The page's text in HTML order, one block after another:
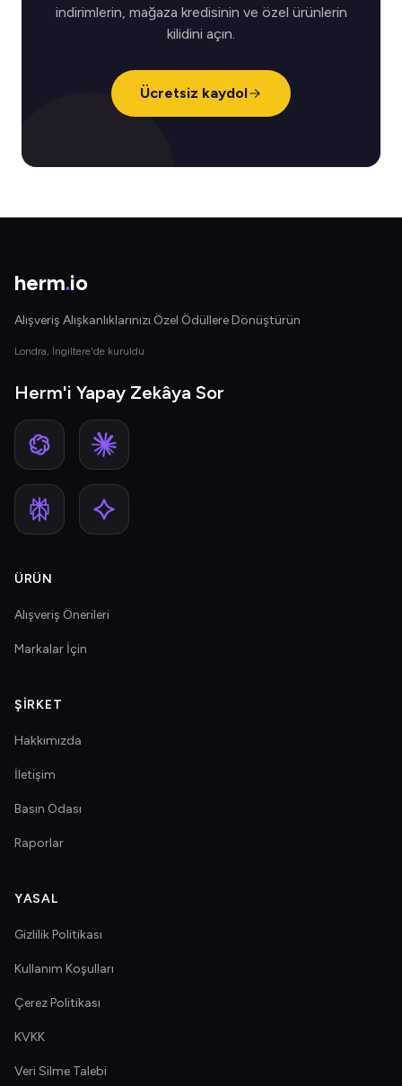
indirimlerin, mağaza kredisinin ve özel ürünlerin
kilidini açın.
Ücretsiz kaydol
herm.io
Alışveriş Alışkanlıklarınızı Özel Ödüllere Dönüştürün
Londra, İngiltere'de kuruldu
Herm'i Yapay Zekâya Sor
ÜRÜN
Alışveriş Önerileri
Markalar İçin
ŞIRKET
Hakkımızda
İletişim
Basın Odası
Raporlar
YASAL
Gizlilik Politikası
Kullanım Koşulları
Çerez Politikası
KVKK
Veri Silme Talebi